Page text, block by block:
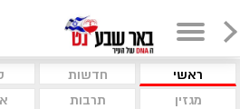
ראשי חדשות
מגזין
תרבות